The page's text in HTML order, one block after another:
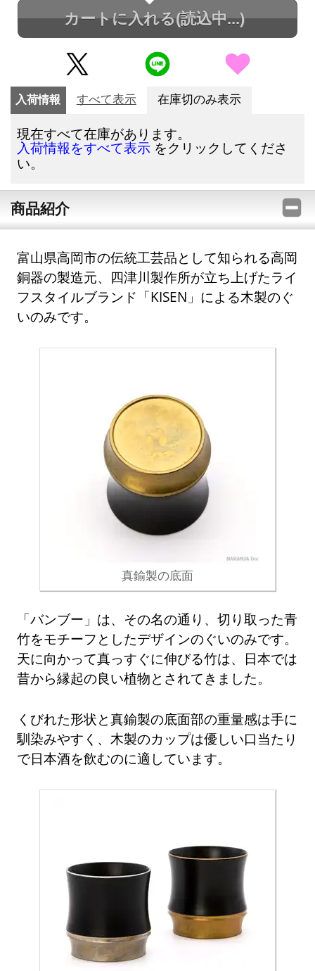
カートに入れる(読込中...)
入荷情報 すべて表示 在庫切のみ表示
現在すべて在庫があります。
入荷情報をすべて表示 をクリックしてくださ
い。
商品紹介
富山県高岡市の伝統工芸品として知られる高岡
銅器の製造元、四津川製作所が立ち上げたライ
フスタイルブランド「KISEN」による木製のぐ
いのみです。
真鍮製の底面
「バンブー」は、その名の通り、切り取った青
竹をモチーフとしたデザインのぐいのみです。
天に向かって真っすぐに伸びる竹は、日本では
昔から縁起の良い植物とされてきました。
くびれた形状と真鍮製の底面部の重量感は手に
馴染みやすく、木製のカップは優しい口当たり
で日本酒を飲むのに適しています。